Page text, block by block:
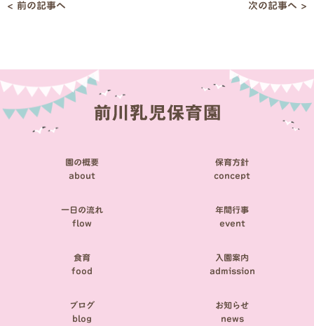
投
< 前の記事へ 次の記事へ >
園の概要
about
保育方針
concept
一日の流れ
flow
年間行事
event
食育
food
入園案内
admission
ブログ
blog
お知らせ
news